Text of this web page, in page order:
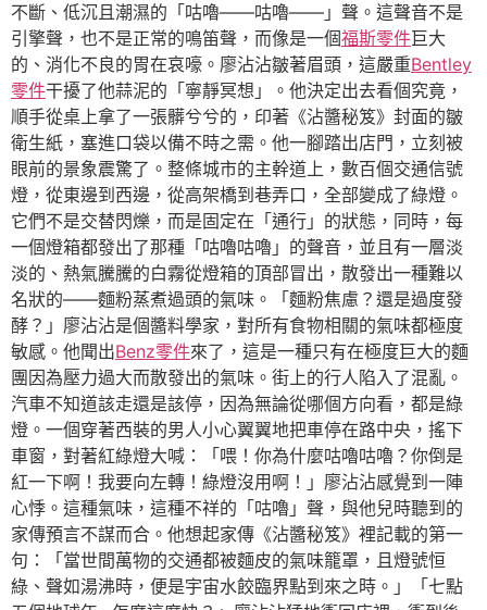
不斷、低沉且潮濕的「咕嚕——咕嚕——」聲。這聲音不是
引擎聲，也不是正常的鳴笛聲，而像是一個福斯零件巨大
的、消化不良的胃在哀嚎。廖沾沾皺著眉頭，這嚴重Bentley
零件干擾了他蒜泥的「寧靜冥想」。他決定出去看個究竟，
順手從桌上拿了一張髒兮兮的，印著《沾醬秘笈》封面的皺
衛生紙，塞進口袋以備不時之需。他一腳踏出店門，立刻被
眼前的景象震驚了。整條城市的主幹道上，數百個交通信號
燈，從東邊到西邊，從高架橋到巷弄口，全部變成了綠燈。
它們不是交替閃爍，而是固定在「通行」的狀態，同時，每
一個燈箱都發出了那種「咕嚕咕嚕」的聲音，並且有一層淡
淡的、熱氣騰騰的白霧從燈箱的頂部冒出，散發出一種難以
名狀的——麵粉蒸煮過頭的氣味。「麵粉焦慮？還是過度發
酵？」廖沾沾是個醬料學家，對所有食物相關的氣味都極度
敏感。他聞出Benz零件來了，這是一種只有在極度巨大的麵
團因為壓力過大而散發出的氣味。街上的行人陷入了混亂。
汽車不知道該走還是該停，因為無論從哪個方向看，都是綠
燈。一個穿著西裝的男人小心翼翼地把車停在路中央，搖下
車窗，對著紅綠燈大喊：「喂！你為什麼咕嚕咕嚕？你倒是
紅一下啊！我要向左轉！綠燈沒用啊！」廖沾沾感覺到一陣
心悸。這種氣味，這種不祥的「咕嚕」聲，與他兒時聽到的
家傳預言不謀而合。他想起家傳《沾醬秘笈》裡記載的第一
句：「當世間萬物的交通都被麵皮的氣味籠罩，且燈號恒
綠、聲如湯沸時，便是宇宙水餃臨界點到來之時。」「七點